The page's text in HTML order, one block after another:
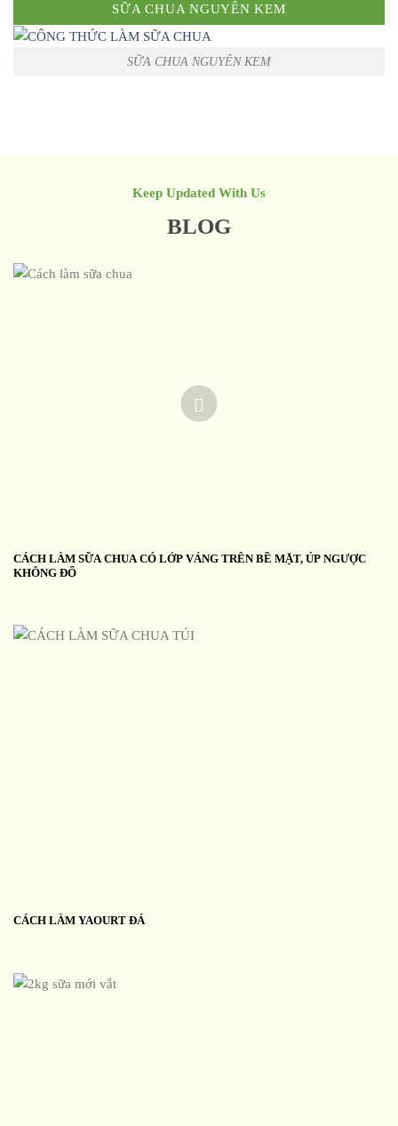
SỮA CHUA NGUYÊN KEM
SỮA CHUA NGUYÊN KEM
Keep Updated With Us
BLOG
CÁCH LÀM SỮA CHUA CÓ LỚP VÁNG TRÊN BỀ MẶT, ÚP NGƯỢC
KHÔNG ĐỔ
CÁCH LÀM YAOURT ĐÁ